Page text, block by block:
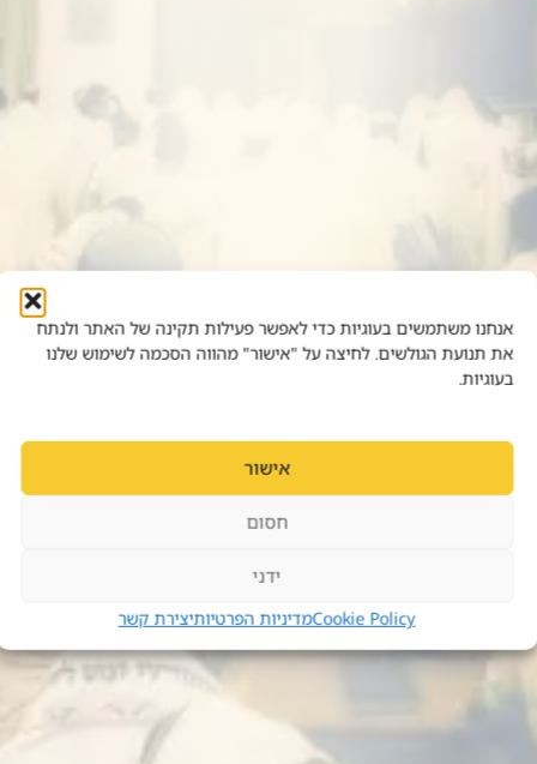
אנחנו משתמשים בעוגיות כדי לאפשר פעילות תקינה של האתר ולנתח
את תנועת הגולשים. לחיצה על "אישור" מהווה הסכמה לשימוש שלנו
בעוגיות.
אישור
חסום
ידני
Cookie Policyמדיניות הפרטיותיצירת קשר